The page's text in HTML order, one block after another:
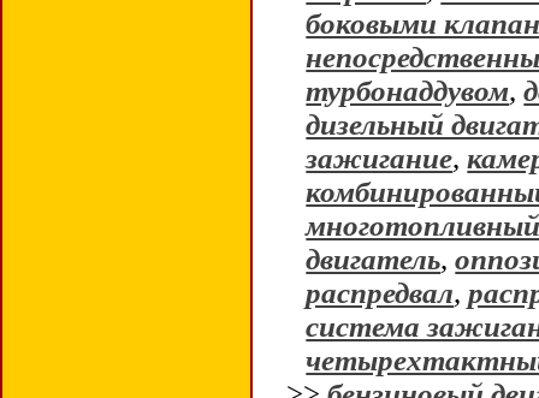
боковыми
турбонаддувом,
дизельный
зажигание,
двигатель,
распредвал,
система